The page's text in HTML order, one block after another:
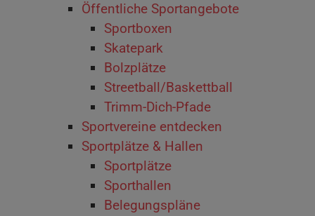
Öffentliche Sportangebote
Sportboxen
Skatepark
Bolzplätze
Streetball/Baskettball
Trimm-Dich-Pfade
Sportvereine entdecken
Sportplätze & Hallen
Sportplätze
Sporthallen
Belegungspläne